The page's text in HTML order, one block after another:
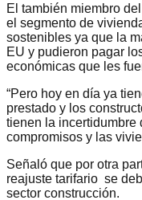
El también miembro
el segmento de
sostenibles ya que la
EU y pudieron pagar
económicas que les
“Pero hoy en día ya
prestado y los
tienen la incertidumbre
compromisos y las
Señaló que por otra
reajuste tarifario se
sector construcción.